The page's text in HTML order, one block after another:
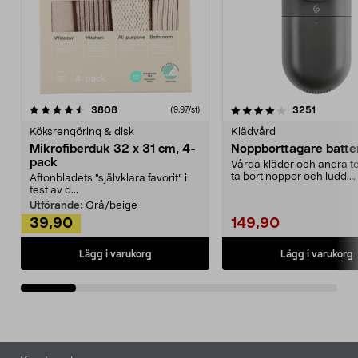
3808recensioner (9,97/st)
Köksrengöring & disk
Mikrofiberduk 32 x 31 cm, 4-
pack
Aftonbladets "självklara favorit” i
test av d...
Utförande: Grå/beige
39,90
Lägg i varukorg
4.0av 5 stjärnor 3251
Klädvård
Noppborttagare
Vårda kläder och andra
ta bort noppor och ludd.
149,90
Lägg i varukorg
4.5av 5 stjärnor